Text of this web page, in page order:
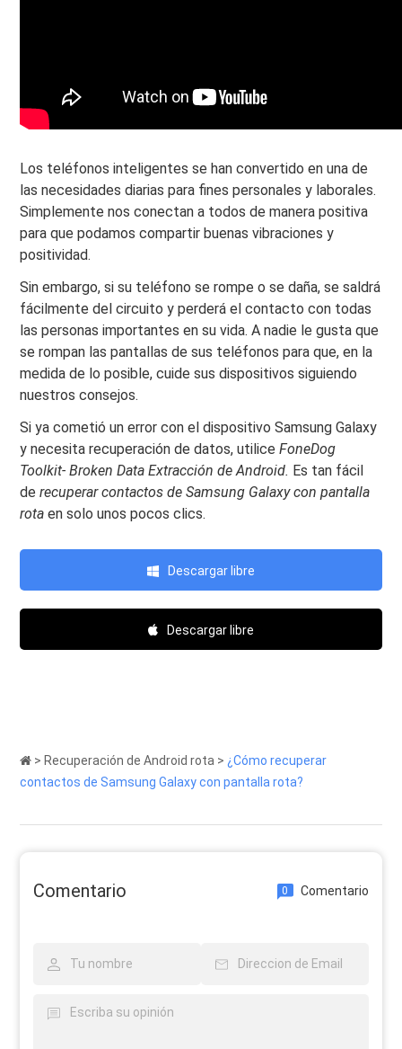
Los teléfonos inteligentes se han convertido en una de
las necesidades diarias para fines personales y laborales.
Simplemente nos conectan a todos de manera positiva
para que podamos compartir buenas vibraciones y
positividad.
Sin embargo, si su teléfono se rompe o se daña, se saldrá
fácilmente del circuito y perderá el contacto con todas
las personas importantes en su vida. A nadie le gusta que
se rompan las pantallas de sus teléfonos para que, en la
medida de lo posible, cuide sus dispositivos siguiendo
nuestros consejos.
Si ya cometió un error con el dispositivo Samsung Galaxy
y necesita recuperación de datos, utiliceFoneDog
Toolkit- Broken Data Extracción de Android. Es tan fácil
derecuperar contactos de Samsung Galaxy con pantalla
rota en solo unos pocos clics.
Descargar libre
Descargar libre
> Recuperación de Android rota > ¿Cómo recuperar
contactos de Samsung Galaxy con pantalla rota?
Comentario 0 Comentario